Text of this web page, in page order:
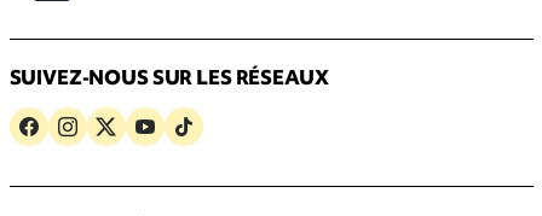
SUIVEZ-NOUS SUR LES RÉSEAUX